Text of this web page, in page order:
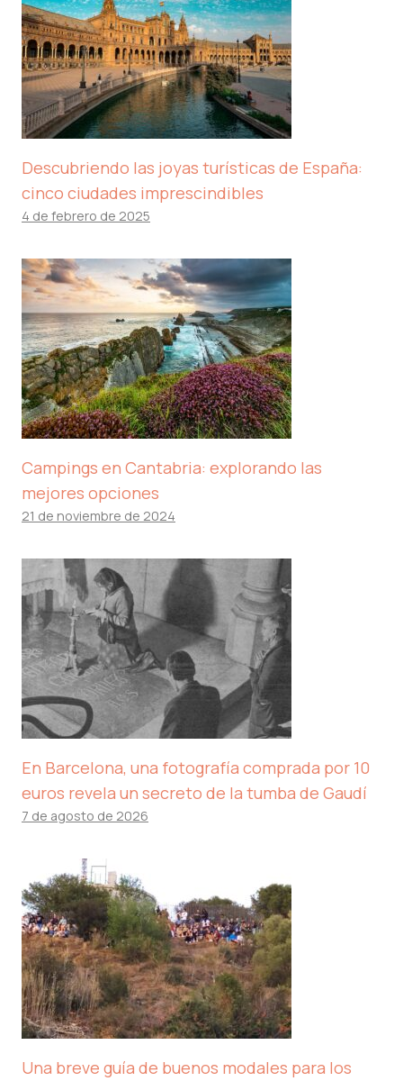
Descubriendo las joyas turísticas de España:
cinco ciudades imprescindibles
4 de febrero de 2025
Campings en Cantabria: explorando las
mejores opciones
21 de noviembre de 2024
En Barcelona, ​​una fotografía comprada por 10
euros revela un secreto de la tumba de Gaudí
7 de agosto de 2026
Una breve guía de buenos modales para los